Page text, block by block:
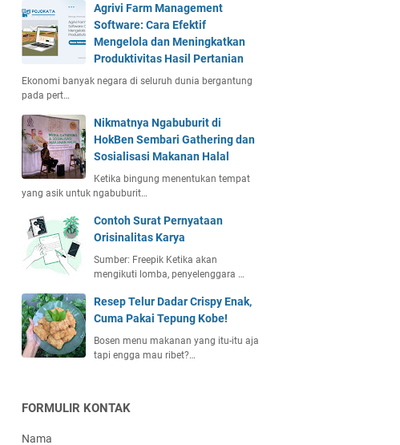
Agrivi Farm Management
Software: Cara Efektif
Mengelola dan Meningkatkan
Produktivitas Hasil Pertanian
Ekonomi banyak negara di seluruh dunia bergantung
pada pert…
Nikmatnya Ngabuburit di
HokBen Sembari Gathering dan
Sosialisasi Makanan Halal
Ketika bingung menentukan tempat
yang asik untuk ngabuburit…
Contoh Surat Pernyataan
Orisinalitas Karya
Sumber: Freepik Ketika akan
mengikuti lomba, penyelenggara …
Resep Telur Dadar Crispy Enak,
Cuma Pakai Tepung Kobe!
Bosen menu makanan yang itu-itu aja
tapi engga mau ribet?…
FORMULIR KONTAK
Nama